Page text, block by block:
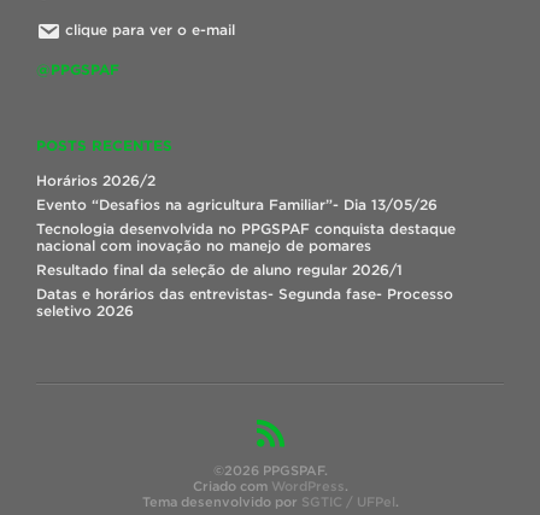
clique para ver o e-mail
@PPGSPAF
POSTS RECENTES
Horários 2026/2
Evento “Desafios na agricultura Familiar”- Dia 13/05/26
Tecnologia desenvolvida no PPGSPAF conquista destaque
nacional com inovação no manejo de pomares
Resultado final da seleção de aluno regular 2026/1
Datas e horários das entrevistas- Segunda fase- Processo
seletivo 2026
©2026 PPGSPAF.
Criado com WordPress.
Tema desenvolvido por SGTIC / UFPel.